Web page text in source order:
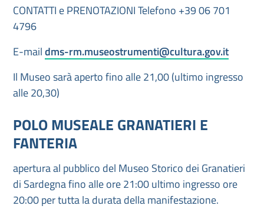
CONTATTI e PRENOTAZIONI Telefono +39 06 701
4796
E-maildms-rm.museostrumenti@cultura.gov.it
Il Museo sarà aperto fino alle 21,00 (ultimo ingresso
alle 20,30)
POLO MUSEALE GRANATIERI E
FANTERIA
apertura al pubblico del Museo Storico dei Granatieri
di Sardegna fino alle ore 21:00 ultimo ingresso ore
20:00 per tutta la durata della manifestazione.